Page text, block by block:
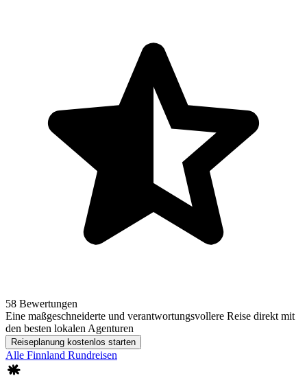
58 Bewertungen
Eine maßgeschneiderte und verantwortungsvollere Reise direkt mit
den besten lokalen Agenturen
Reiseplanung kostenlos starten
Alle Finnland Rundreisen